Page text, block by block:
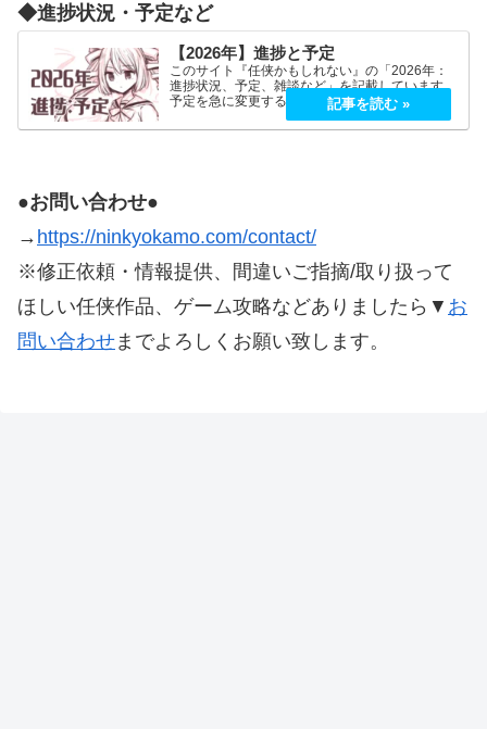
◆進捗状況・予定など
【2026年】進捗と予定
このサイト『任侠かもしれない』の「2026年：
進捗状況、予定、雑談など」を記載しています。
予定を急に変更することが、よくあります。
2026年5月2026年5月21日（木）『プロミス・マ
スコットエージェンシー』良かったです！世界観
●お問い合わせ●
→ https://ninkyokamo.com/contact/
※修正依頼・情報提供、間違いご指摘/取り扱って
ほしい任侠作品、ゲーム攻略などありましたら▼ お
問い合わせまでよろしくお願い致します。